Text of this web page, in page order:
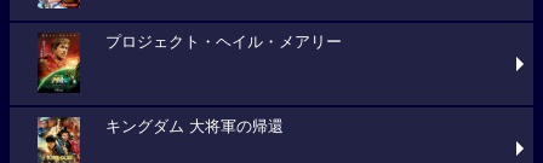
プロジェクト・ヘイル・メアリー
キングダム 大将軍の帰還